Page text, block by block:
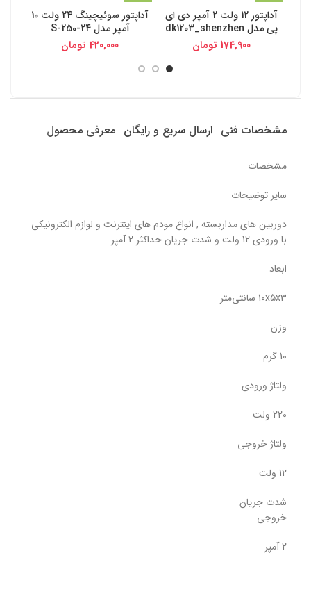
آداپتور 12 ولت 2 آمپر دی ای
پی مدل dk1203_shenzhen
174,900 تومان
آداپتور سوئیچینگ 24 ولت 10
آمپر مدل S-250-24
420,000 تومان
مشخصات فنی ارسال سریع و رایگان معرفی محصول
مشخصات
سایر توضیحات
دوربین های مداربسته , انواع مودم های اینترنت و لوازم الکترونیکی
با ورودی 12 ولت و شدت جریان حداکثر 2 آمپر
ابعاد
10x5x3 سانتی‌متر
وزن
10 گرم
ولتاژ ورودی
220 ولت
ولتاژ خروجی
12 ولت
شدت جریان
خروجی
2 آمپر